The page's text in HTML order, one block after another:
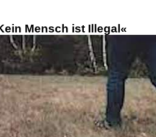
Mensch ist Illegal«